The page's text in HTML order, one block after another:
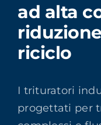
ad alta
riciclo
I trituratori
progettati per